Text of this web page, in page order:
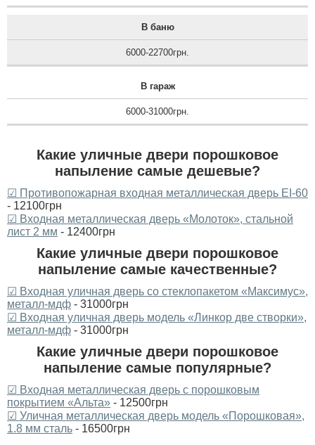
В баню
6000-22700грн.
В гараж
6000-31000грн.
Какие уличные двери порошковое
напыление самые дешевые?
☑ Противопожарная входная металлическая дверь ЕI-60
- 12100грн
☑ Входная металлическая дверь «Молоток», стальной
лист 2 мм - 12400грн
Какие уличные двери порошковое
напыление самые качественные?
☑ Входная уличная дверь со стеклопакетом «Максимус»,
металл-мдф - 31000грн
☑ Входная уличная дверь модель «Линкор две створки»,
металл-мдф - 31000грн
Какие уличные двери порошковое
напыление самые популярные?
☑ Входная металлическая дверь с порошковым
покрытием «Альта» - 12500грн
☑ Уличная металлическая дверь модель «Порошковая»,
1.8 мм сталь - 16500грн